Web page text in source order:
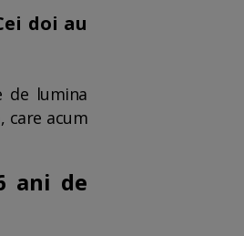
doi au
de lumina
care acum
ani de